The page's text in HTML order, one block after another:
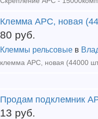
Клемма АРС, новая
80 руб.
Клеммы рельсовые в
Продам подклемник
13 руб.